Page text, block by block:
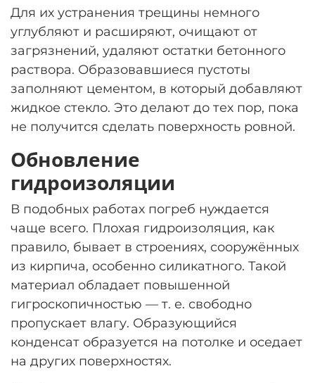
Для их устранения трещины немного
углубляют и расширяют, очищают от
загрязнений, удаляют остатки бетонного
раствора. Образовавшиеся пустоты
заполняют цементом, в который добавляют
жидкое стекло. Это делают до тех пор, пока
не получится сделать поверхность ровной.
Обновление
гидроизоляции
В подобных работах погреб нуждается
чаще всего. Плохая гидроизоляция, как
правило, бывает в строениях, сооружённых
из кирпича, особенно силикатного. Такой
материал обладает повышенной
гигроскопичностью — т. е. свободно
пропускает влагу. Образующийся
конденсат образуется на потолке и оседает
на других поверхностях.